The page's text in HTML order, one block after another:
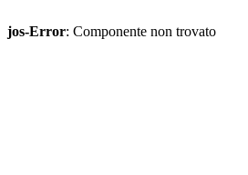
jos-Error: Componente non trovato